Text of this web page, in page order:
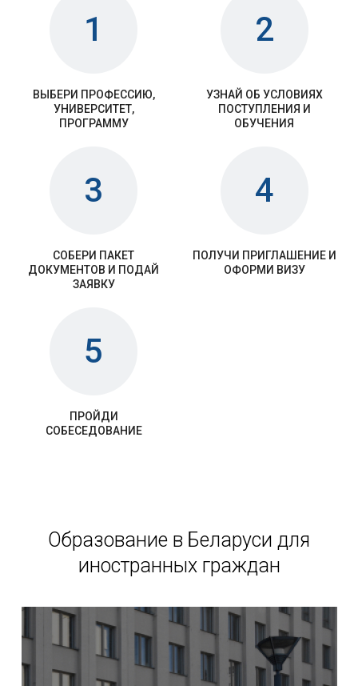
1
ВЫБЕРИ ПРОФЕССИЮ,
УНИВЕРСИТЕТ,
ПРОГРАММУ
2
УЗНАЙ ОБ УСЛОВИЯХ
ПОСТУПЛЕНИЯ И
ОБУЧЕНИЯ
3
СОБЕРИ ПАКЕТ
ДОКУМЕНТОВ И ПОДАЙ
ЗАЯВКУ
4
ПОЛУЧИ ПРИГЛАШЕНИЕ И
ОФОРМИ ВИЗУ
5
ПРОЙДИ
СОБЕСЕДОВАНИЕ
Образование в Беларуси для
иностранных граждан